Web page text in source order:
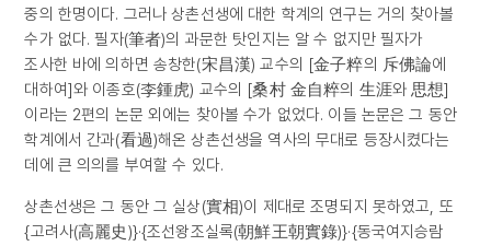
중의 한명이다. 그러나 상촌선생에 대한 학계의 연구는 거의 찾아볼
수가 없다. 필자(筆者)의 과문한 탓인지는 알 수 없지만 필자가
조사한 바에 의하면 송창한(宋昌漢) 교수의 [金子粹의 斥佛論에
대하여]와 이종호(李鍾虎) 교수의 [桑村 金自粹의 生涯와 思想]
이라는 2편의 논문 외에는 찾아볼 수가 없었다. 이들 논문은 그 동안
학계에서 간과(看過)해온 상촌선생을 역사의 무대로 등장시켰다는
데에 큰 의의를 부여할 수 있다.
상촌선생은 그 동안 그 실상(實相)이 제대로 조명되지 못하였고, 또
{고려사(高麗史)}·{조선왕조실록(朝鮮王朝實錄)}·{동국여지승람